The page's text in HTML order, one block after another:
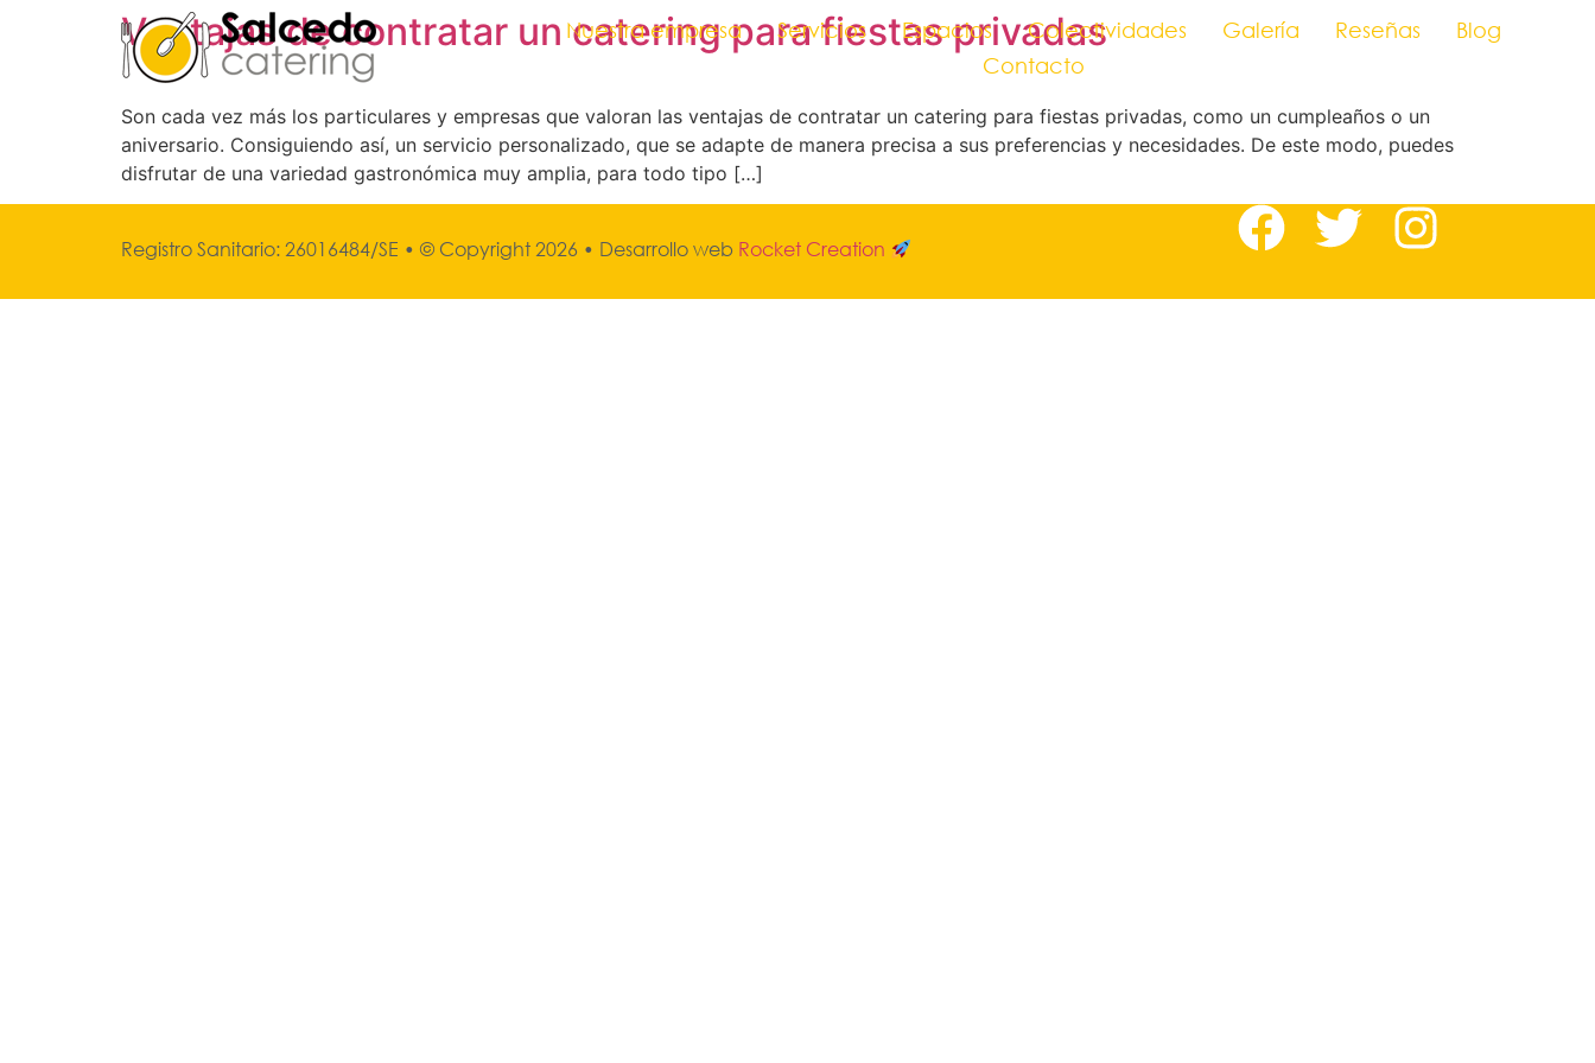
Nuestra empresa Servicios Espacios Colectividades Galería Reseñas
Blog
Contacto
Ventajas de contratar un catering para fiestas privadas
Son cada vez más los particulares y empresas que valoran las ventajas de contratar un catering para fiestas privadas, como un cumpleaños o un
aniversario. Consiguiendo así, un servicio personalizado, que se adapte de manera precisa a sus preferencias y necesidades. De este modo, puedes
disfrutar de una variedad gastronómica muy amplia, para todo tipo […]
Registro Sanitario: 26016484/SE • © Copyright 2026 • Desarrollo web Rocket Creation